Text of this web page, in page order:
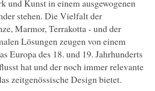
und Kunst in einem ausgewogenen
stehen. Die Vielfalt der
Marmor, Terrakotta - und der
Lösungen zeugen von einem
Europa des 18. und 19. Jahrhunderts
hat und der noch immer relevante
zeitgenössische Design bietet.